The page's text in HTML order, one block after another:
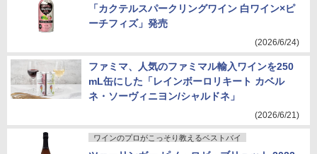
「カクテルスパークリングワイン 白ワイン×ピ
ーチフィズ」発売
(2026/6/24)
ファミマ、人気のファミマル輸入ワインを250
mL缶にした「レインボーロリキート カベル
ネ・ソーヴィニヨン/シャルドネ」
(2026/6/21)
ワインのプロがこっそり教えるベストバイ